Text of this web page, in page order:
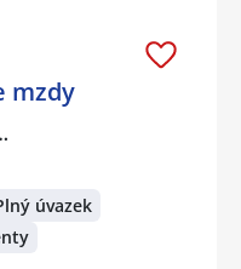
mzdy
úvazek